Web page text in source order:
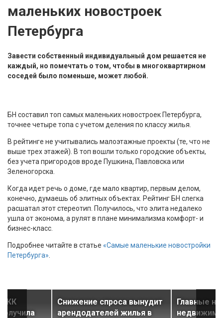
маленьких новостроек
Петербурга
Завести собственный индивидуальный дом решается не
каждый, но помечтать о том, чтобы в многоквартирном
соседей было поменьше, может любой.
БН составил топ самых маленьких новостроек Петербурга,
точнее четыре топа с учетом деления по классу жилья.
В рейтинге не учитывались малоэтажные проекты (те, что не
выше трех этажей). В топ вошли только городские объекты,
без учета пригородов вроде Пушкина, Павловска или
Зеленогорска.
Когда идет речь о доме, где мало квартир, первым делом,
конечно, думаешь об элитных объектах. Рейтинг БН слегка
расшатал этот стереотип. Получилось, что элита недалеко
ушла от эконома, а рулят в плане минимализма комфорт- и
бизнес-класс.
Подробнее читайте в статье «Самые маленькие новостройки
Петербурга»
ЖК
Снижение спроса вынудит
арендодателей жилья в
Главные